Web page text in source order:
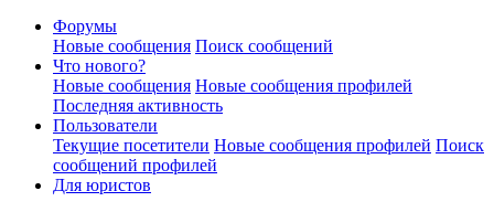
Форумы
Новые сообщения Поиск сообщений
Что нового?
Новые сообщения Новые сообщения профилей
Последняя активность
Пользователи
Текущие посетители Новые сообщения профилей Поиск
сообщений профилей
Для юристов